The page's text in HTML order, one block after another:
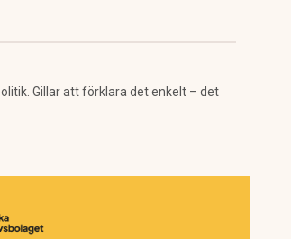
Gillar att förklara det enkelt – det